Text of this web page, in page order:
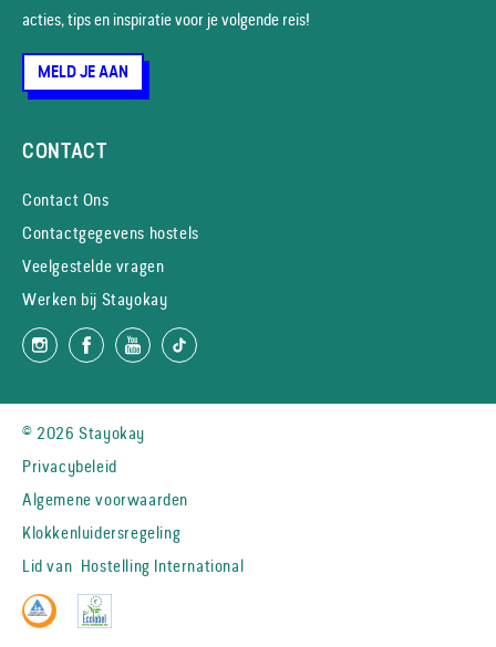
acties, tips en inspiratie voor je volgende reis!
MELD JE AAN
CONTACT
Contact Ons
Contactgegevens hostels
Veelgestelde vragen
Werken bij Stayokay
© 2026 Stayokay
Privacybeleid
Algemene voorwaarden
Klokkenluidersregeling
Lid van Hostelling International